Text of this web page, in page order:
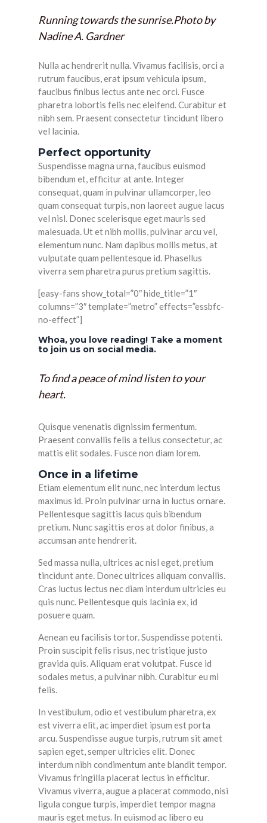
Running towards the sunrise.Photo by
Nadine A. Gardner
Nulla ac hendrerit nulla. Vivamus facilisis, orci a
rutrum faucibus, erat ipsum vehicula ipsum,
faucibus finibus lectus ante nec orci. Fusce
pharetra lobortis felis nec eleifend. Curabitur et
nibh sem. Praesent consectetur tincidunt libero
vel lacinia.
Perfect opportunity
Suspendisse magna urna, faucibus euismod
bibendum et, efficitur at ante. Integer
consequat, quam in pulvinar ullamcorper, leo
quam consequat turpis, non laoreet augue lacus
vel nisl. Donec scelerisque eget mauris sed
malesuada. Ut et nibh mollis, pulvinar arcu vel,
elementum nunc. Nam dapibus mollis metus, at
vulputate quam pellentesque id. Phasellus
viverra sem pharetra purus pretium sagittis.
[easy-fans show_total=”0″ hide_title=”1″
columns=”3″ template=”metro” effects=”essbfc-
no-effect”]
Whoa, you love reading! Take a moment
to join us on social media.
To find a peace of mind listen to your
heart.
Quisque venenatis dignissim fermentum.
Praesent convallis felis a tellus consectetur, ac
mattis elit sodales. Fusce non diam lorem.
Once in a lifetime
Etiam elementum elit nunc, nec interdum lectus
maximus id. Proin pulvinar urna in luctus ornare.
Pellentesque sagittis lacus quis bibendum
pretium. Nunc sagittis eros at dolor finibus, a
accumsan ante hendrerit.
Sed massa nulla, ultrices ac nisl eget, pretium
tincidunt ante. Donec ultrices aliquam convallis.
Cras luctus lectus nec diam interdum ultricies eu
quis nunc. Pellentesque quis lacinia ex, id
posuere quam.
Aenean eu facilisis tortor. Suspendisse potenti.
Proin suscipit felis risus, nec tristique justo
gravida quis. Aliquam erat volutpat. Fusce id
sodales metus, a pulvinar nibh. Curabitur eu mi
felis.
In vestibulum, odio et vestibulum pharetra, ex
est viverra elit, ac imperdiet ipsum est porta
arcu. Suspendisse augue turpis, rutrum sit amet
sapien eget, semper ultricies elit. Donec
interdum nibh condimentum ante blandit tempor.
Vivamus fringilla placerat lectus in efficitur.
Vivamus viverra, augue a placerat commodo, nisi
ligula congue turpis, imperdiet tempor magna
mauris eget metus. In euismod ac libero eu